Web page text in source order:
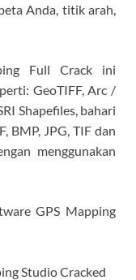
Anda, titik arah,
Full Crack ini
GeoTIFF, Arc /
Shapefiles, bahari
BMP, JPG, TIF dan
menggunakan
GPS Mapping
Studio Cracked